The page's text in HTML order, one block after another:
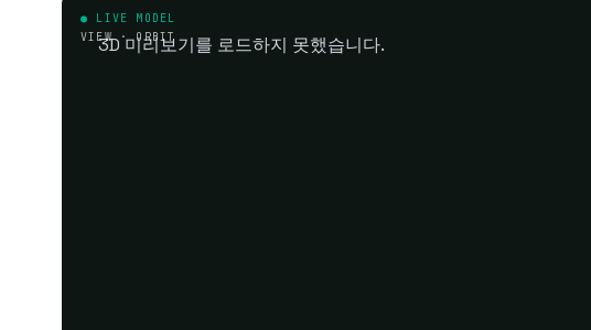
● LIVE MODEL
VIEW · ORBIT
3D 미리보기를 로드하지 못했습니다.